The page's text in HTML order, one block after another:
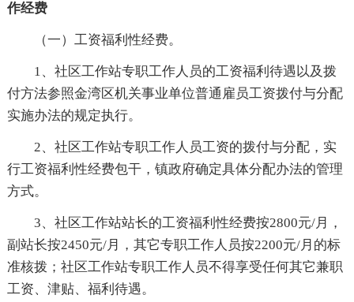
作经费
（一）工资福利性经费。
1、社区工作站专职工作人员的工资福利待遇以及拨
付方法参照金湾区机关事业单位普通雇员工资拨付与分配
实施办法的规定执行。
2、社区工作站专职工作人员工资的拨付与分配，实
行工资福利性经费包干，镇政府确定具体分配办法的管理
方式。
3、社区工作站站长的工资福利性经费按2800元/月，
副站长按2450元/月，其它专职工作人员按2200元/月的标
准核拨；社区工作站专职工作人员不得享受任何其它兼职
工资、津贴、福利待遇。